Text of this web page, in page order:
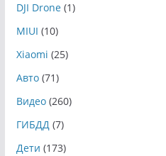
DJI Drone(1)
MIUI (10)
Xiaomi (25)
Авто(71)
Видео(260)
ГИБДД(7)
Дети (173)